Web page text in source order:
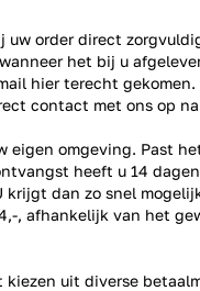
order direct
het bij u
hier terecht gekomen.
contact met ons op
eigen omgeving. Past
heeft u 14
dan zo snel
, afhankelijk van het
uit diverse